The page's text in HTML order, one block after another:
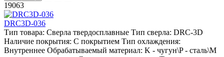
19063
DRC3D-036
Тип товара: Сверла твердосплавные Тип сверла: DRC-3D
Наличие покрытия: С покрытием Тип охлаждения:
Внутреннее Обрабатываемый материал: K - чугун\P - сталь\М